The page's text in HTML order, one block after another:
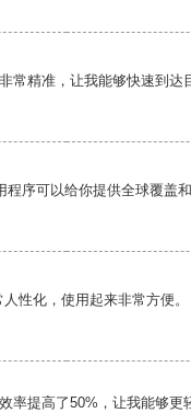
常精准，让我能够快速到达
序可以给你提供全球覆盖
性化，使用起来非常方便。
率提高了50%，让我能够更